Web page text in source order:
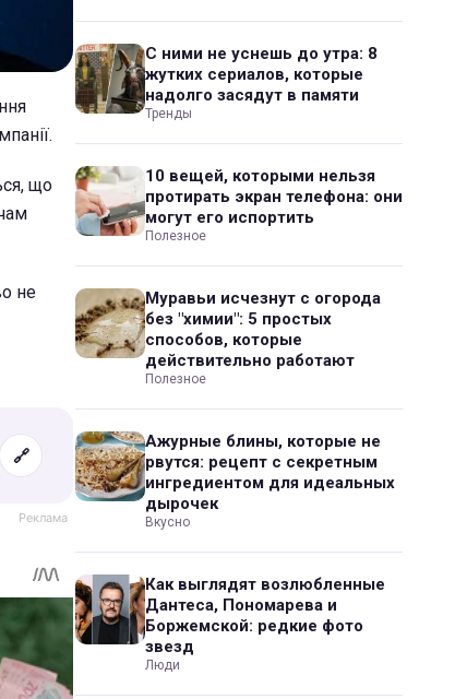
що
не
🔗
С ними не уснешь до утра: 8
жутких сериалов, которые
надолго засядут в памяти
Тренды
10 вещей, которыми нельзя
протирать экран телефона: они
могут его испортить
Полезное
Муравьи исчезнут с огорода
без "химии": 5 простых
способов, которые
действительно работают
Полезное
Ажурные блины, которые не
рвутся: рецепт с секретным
ингредиентом для идеальных
дырочек
Вкусно
Как выглядят возлюбленные
Дантеса, Пономарева и
Боржемской: редкие фото
звезд
Люди